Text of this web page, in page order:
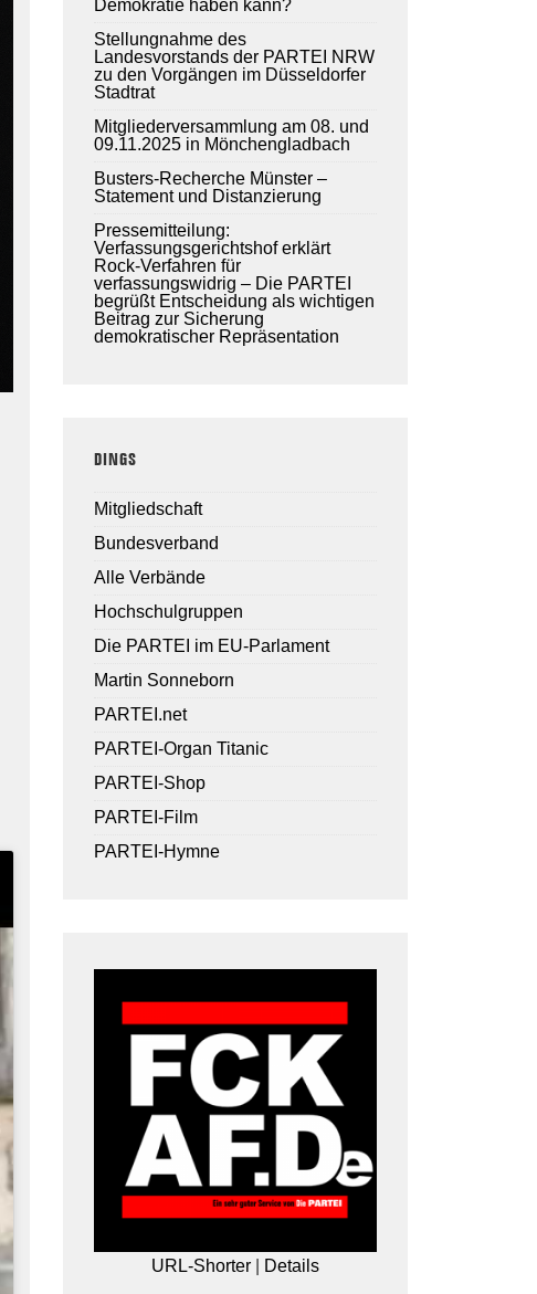
Demokratie haben kann?
Stellungnahme des
Landesvorstands der PARTEI NRW
zu den Vorgängen im Düsseldorfer
Stadtrat
Mitgliederversammlung am 08. und
09.11.2025 in Mönchengladbach
Busters-Recherche Münster –
Statement und Distanzierung
Pressemitteilung:
Verfassungsgerichtshof erklärt
Rock-Verfahren für
verfassungswidrig – Die PARTEI
begrüßt Entscheidung als wichtigen
Beitrag zur Sicherung
demokratischer Repräsentation
DINGS
Mitgliedschaft
Bundesverband
Alle Verbände
Hochschulgruppen
Die PARTEI im EU-Parlament
Martin Sonneborn
PARTEI.net
PARTEI-Organ Titanic
PARTEI-Shop
PARTEI-Film
PARTEI-Hymne
URL-Shorter Details